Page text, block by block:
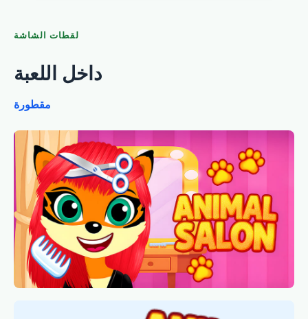
لقطات الشاشة
داخل اللعبة
مقطورة